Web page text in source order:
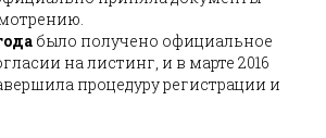
было получено официальное
на листинг, и в марте 2016
процедуру регистрации и